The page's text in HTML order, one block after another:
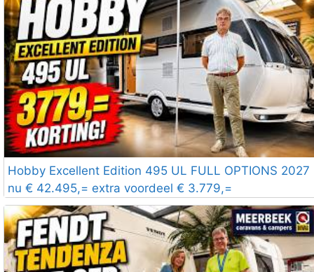
Hobby Excellent Edition 495 UL FULL OPTIONS 2027
nu € 42.495,= extra voordeel € 3.779,=